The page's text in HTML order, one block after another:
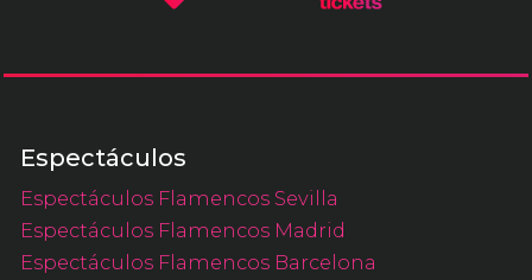
Espectáculos
Espectáculos Flamencos Sevilla
Espectáculos Flamencos Madrid
Espectáculos Flamencos Barcelona